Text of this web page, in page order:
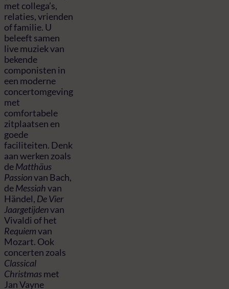
met collega’s,
relaties, vrienden
of familie. U
beleeft samen
live muziek van
bekende
componisten in
een moderne
concertomgeving
met
comfortabele
zitplaatsen en
goede
faciliteiten. Denk
aan werken zoals
deMatthäus
Passionvan Bach,
deMessiahvan
Händel, De Vier
Jaargetijdenvan
Vivaldi of het
Requiemvan
Mozart. Ook
concerten zoals
Classical
Christmasmet
Jan Vayne